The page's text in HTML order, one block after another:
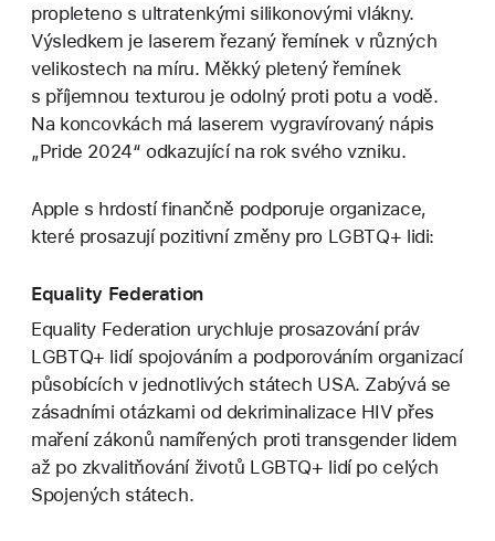
propleteno s ultratenkými silikonovými vlákny.
Výsledkem je laserem řezaný řemínek v různých
velikostech na míru. Měkký pletený řemínek
s příjemnou texturou je odolný proti potu a vodě.
Na koncovkách má laserem vygravírovaný nápis
„Pride 2024“ odkazující na rok svého vzniku.
Apple s hrdostí finančně podporuje organizace,
které prosazují pozitivní změny pro LGBTQ+ lidi:
Equality Federation
Equality Federation urychluje prosazování práv
LGBTQ+ lidí spojováním a podporováním organizací
působících v jednotlivých státech USA. Zabývá se
zásadními otázkami od dekriminalizace HIV přes
maření zákonů namířených proti transgender lidem
až po zkvalitňování životů LGBTQ+ lidí po celých
Spojených státech.